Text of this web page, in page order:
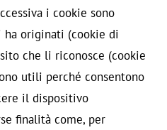
i cookie sono
originati (cookie di
che li riconosce (cookie
utili perché consentono
il dispositivo
finalità come, per